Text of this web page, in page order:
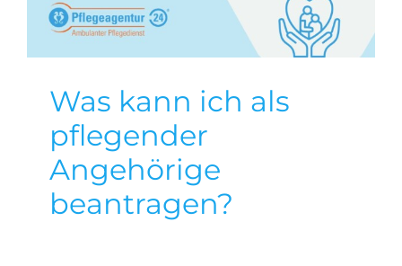
Was kann ich als
pflegender
Angehörige
beantragen?